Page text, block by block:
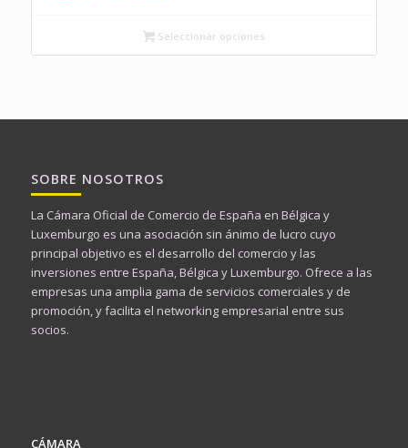
precios:
desde
€ 150,00
Seleccionar opciones
SOBRE NOSOTROS
La Cámara Oficial de Comercio de España en Bélgica y
Luxemburgo es una asociación sin ánimo de lucro cuyo
principal objetivo es el desarrollo del comercio y las
inversiones entre España, Bélgica y Luxemburgo. Ofrece a las
empresas una amplia gama de servicios comerciales y de
promoción, y facilita el networking empresarial entre sus
socios.
CÁMARA